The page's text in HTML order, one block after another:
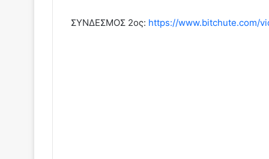
ΣΥΝΔΕΣΜΟΣ 2ος: https://www.bitchute.com/